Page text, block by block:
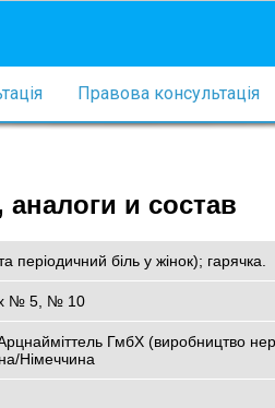
Правова консультація
и состав
періодичний біль у жінок); гарячка.
№ 5, № 10
ГмбХ (виробництво
Німеччина